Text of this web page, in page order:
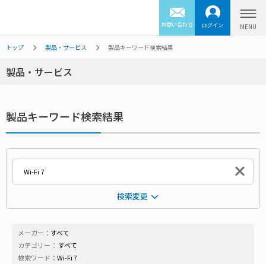
お問い合わせ ログイン
トップ 製品・サービス 製品キーワード検索結果
製品・サービス
製品キーワード検索結果
検索変更
メーカー： すべて
カテゴリー： すべて
検索ワード： Wi-Fi 7